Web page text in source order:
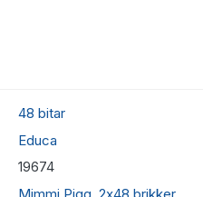
48 bitar
Educa
19674
Mimmi Pigg 2x48 brikker